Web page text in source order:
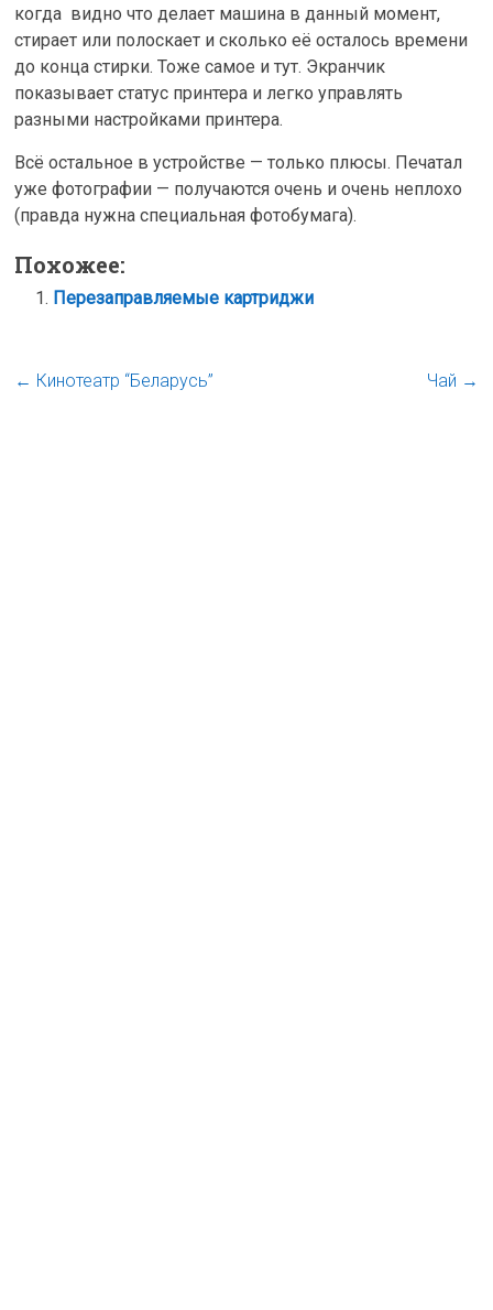
когда видно что делает машина в данный момент,
стирает или полоскает и сколько её осталось времени
до конца стирки. Тоже самое и тут. Экранчик
показывает статус принтера и легко управлять
разными настройками принтера.
Всё остальное в устройстве — только плюсы. Печатал
уже фотографии — получаются очень и очень неплохо
(правда нужна специальная фотобумага).
Похожее:
Перезаправляемые картриджи
← Кинотеатр “Беларусь” Чай →